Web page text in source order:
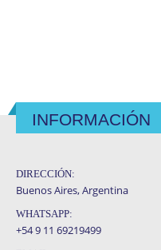
INFORMACIÓN
DIRECCIÓN:
Buenos Aires, Argentina
WHATSAPP:
+54 9 11 69219499